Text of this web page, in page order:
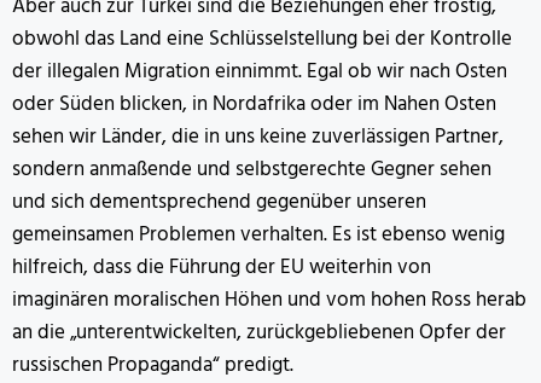
obwohl das Land eine Schlüsselstellung bei der Kontrolle
der illegalen Migration einnimmt. Egal ob wir nach Osten
oder Süden blicken, in Nordafrika oder im Nahen Osten
sehen wir Länder, die in uns keine zuverlässigen Partner,
sondern anmaßende und selbstgerechte Gegner sehen
und sich dementsprechend gegenüber unseren
gemeinsamen Problemen verhalten. Es ist ebenso wenig
hilfreich, dass die Führung der EU weiterhin von
imaginären moralischen Höhen und vom hohen Ross herab
an die „unterentwickelten, zurückgebliebenen Opfer der
russischen Propaganda“ predigt.